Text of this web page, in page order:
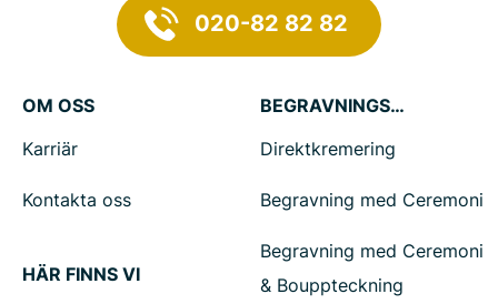
020-82 82 82
OM OSS
Karriär
Kontakta oss
HÄR FINNS VI
BEGRAVNINGSTJÄNSTER
Direktkremering
Begravning med Ceremoni
Begravning med Ceremoni
& Bouppteckning